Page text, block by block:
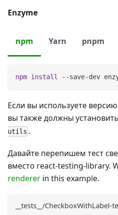
Enzyme
npm Yarn pnpm
npm install --save-dev
Если вы используете
вы также должны установить
utils .
Давайте перепишем тест
вместо react-testing-library.
renderer in this example.
__tests__/CheckboxWithLabel-